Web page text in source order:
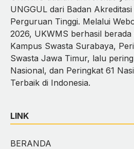
UNGGUL dari Badan
Perguruan Tinggi. Melalui
2026, UKWMS berhasil berada
Kampus Swasta Surabaya,
Swasta Jawa Timur, lalu
Nasional, dan Peringkat 61
Terbaik di Indonesia.
LINK
BERANDA